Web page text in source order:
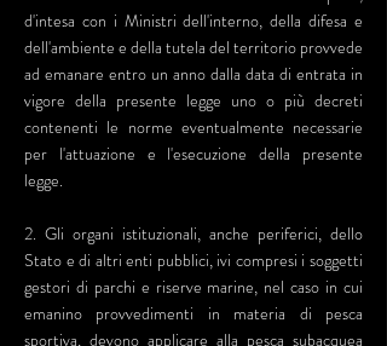
d'intesa con i Ministri dell'interno, della difesa e
dell'ambiente e della tutela del territorio provvede
ad emanare entro un anno dalla data di entrata in
vigore della presente legge uno o più decreti
contenenti le norme eventualmente necessarie
per l'attuazione e l'esecuzione della presente
legge.
2. Gli organi istituzionali, anche periferici, dello
Stato e di altri enti pubblici, ivi compresi i soggetti
gestori di parchi e riserve marine, nel caso in cui
emanino provvedimenti in materia di pesca
sportiva, devono applicare alla pesca subacquea